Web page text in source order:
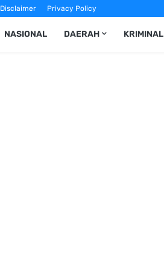
Disclaimer Privacy Policy
NASIONAL DAERAH KRIMINAL